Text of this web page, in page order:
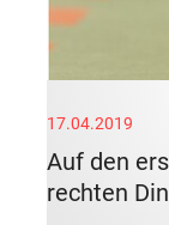
17.04.2019
Auf den
rechten